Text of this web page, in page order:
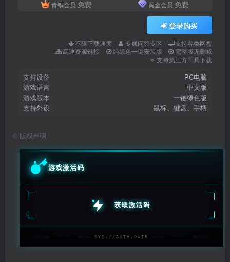
青铜会员 免费 黄金会员 免费
登录购买
不限下载速度 专属问答专区
支持各类网盘
高速资源链接
纯绿色一键安装版
完整版无删减
支持第三方工具下载
支持设备
PC电脑
游戏语言
中文版
游戏版本
一键绿色版
支持外设
鼠标、键盘、手柄
© 版权声明
游戏激活码
获取激活码
SYS://AUTH.GATE